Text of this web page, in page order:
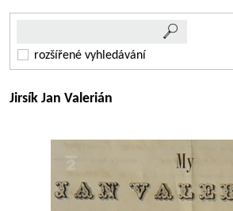
rozšířené vyhledávání
Jirsík Jan Valerián